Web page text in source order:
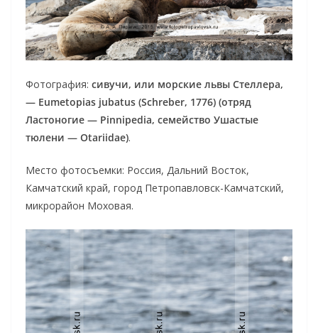
Фотография: сивучи, или морские львы Стеллера,
— Eumetopias jubatus (Schreber, 1776) (отряд
Ластоногие — Pinnipedia, семейство Ушастые
тюлени — Otariidae).
Место фотосъемки: Россия, Дальний Восток,
Камчатский край, город Петропавловск-Камчатский,
микрорайон Моховая.